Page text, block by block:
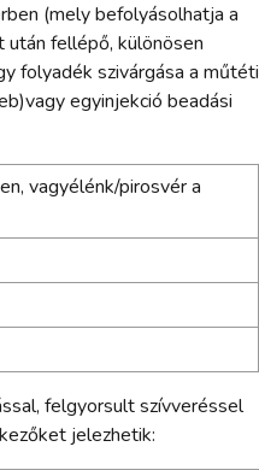
(mely befolyásolhatja a
fellépő, különösen
folyadék szivárgása a műtéti
egyinjekció beadási
vagyélénk/pirosvér a
felgyorsult szívveréssel
jelezhetik: